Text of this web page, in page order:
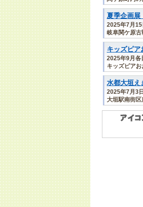
夏季企画展
2025年7月
岐阜関ケ原
キッズピア
2025年9月各
キッズピア
水都大垣え
2025年7月3
大垣駅南街区